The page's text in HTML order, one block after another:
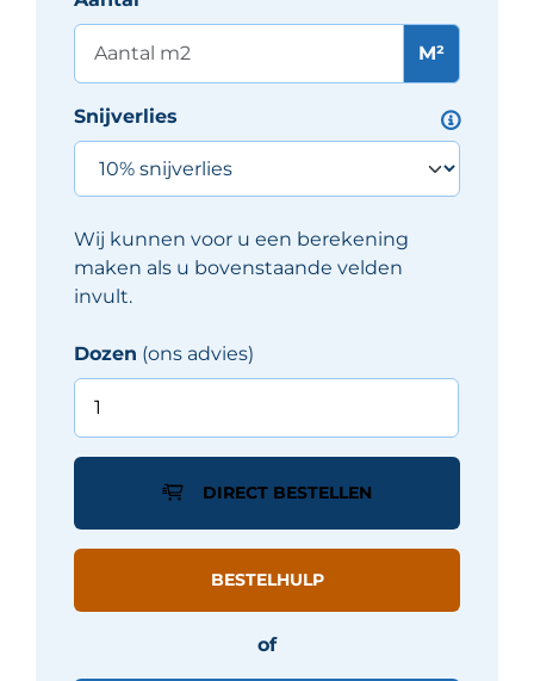
M²
Snijverlies
Wij kunnen voor u een berekening
maken als u bovenstaande velden
invult.
Dozen (ons advies)
Pastorelli
FREESPACE
-
Grijs
aantal
DIRECT BESTELLEN
BESTELHULP
of